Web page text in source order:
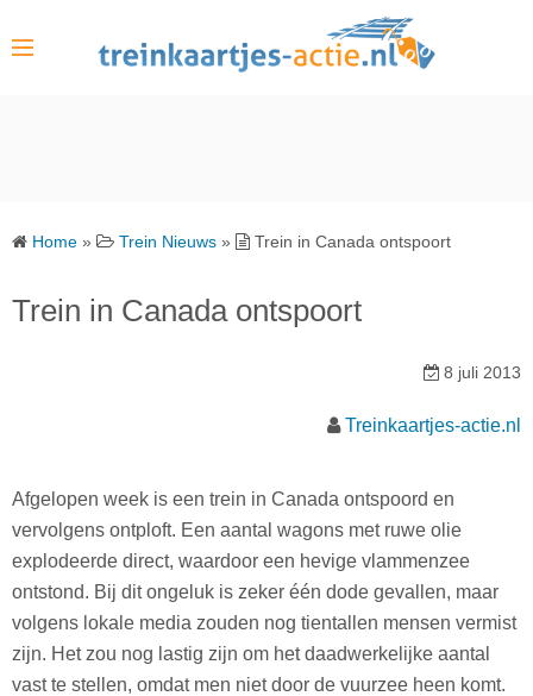
Home » Trein Nieuws » Trein in Canada ontspoort
Trein in Canada ontspoort
8 juli 2013
Treinkaartjes-actie.nl
Afgelopen week is een trein in Canada ontspoord en
vervolgens ontploft. Een aantal wagons met ruwe olie
explodeerde direct, waardoor een hevige vlammenzee
ontstond. Bij dit ongeluk is zeker één dode gevallen, maar
volgens lokale media zouden nog tientallen mensen vermist
zijn. Het zou nog lastig zijn om het daadwerkelijke aantal
vast te stellen, omdat men niet door de vuurzee heen komt.